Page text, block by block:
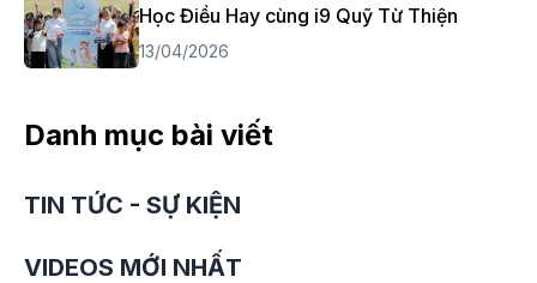
Học Điều Hay cùng i9 Quỹ Từ Thiện
13/04/2026
Danh mục bài viết
TIN TỨC - SỰ KIỆN
VIDEOS MỚI NHẤT